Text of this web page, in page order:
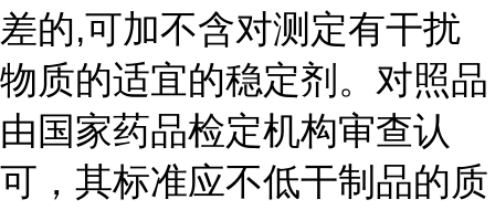
差的,可加不含对测定有干扰
物质的适宜的稳定剂。对照品
由国家药品检定机构审查认
可，其标准应不低干制品的质